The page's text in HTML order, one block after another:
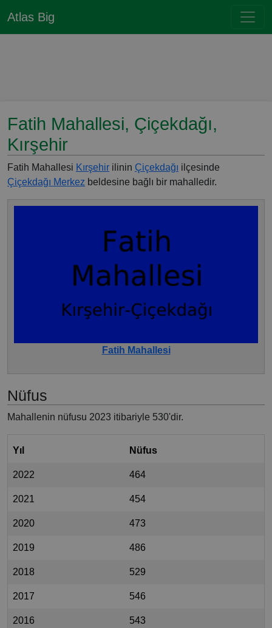
Atlas Big
Fatih Mahallesi, Çiçekdağı,
Kırşehir
Fatih Mahallesi Kırşehir ilinin Çiçekdağı ilçesinde
Çiçekdağı Merkez beldesine bağlı bir mahalledir.
Fatih Mahallesi
Nüfus
Mahallenin nüfusu 2023 itibariyle 530'dir.
Yıl Nüfus
2022 464
2021 454
2020 473
2019 486
2018 529
2017 546
2016 543